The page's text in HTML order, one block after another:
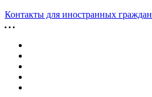
Контакты для иностранных граждан